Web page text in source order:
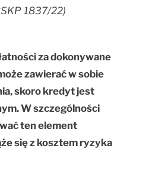
1837/22)
za dokonywane
zawierać w sobie
skoro kredyt jest
W szczególności
ten element
się z kosztem ryzyka